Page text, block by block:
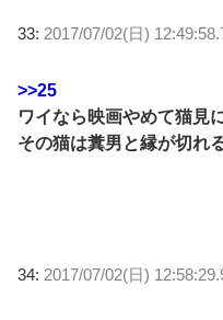
33: 2017/07/02(日)
>>25
ワイなら映画やめて猫見
その猫は糞男と縁が切れ
34: 2017/07/02(日)